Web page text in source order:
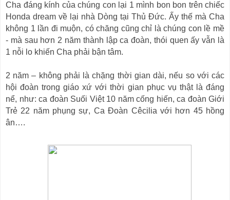
Cha đáng kính của chúng con lại 1 mình bon bon trên chiếc
Honda dream về lại nhà Dòng tại Thủ Đức. Ấy thế mà Cha
không 1 lần đi muộn, có chăng cũng chỉ là chúng con lề mề
- mà sau hơn 2 năm thành lập ca đoàn, thói quen ấy vẫn là
1 nỗi lo khiến Cha phải bận tâm.
2 năm – không phải là chặng thời gian dài, nếu so với các
hội đoàn trong giáo xứ với thời gian phục vụ thật là đáng
nể, như: ca đoàn Suối Việt 10 năm cống hiến, ca đoàn Giới
Trẻ 22 năm phụng sự, Ca Đoàn Cêcilia với hơn 45 hồng
ân….